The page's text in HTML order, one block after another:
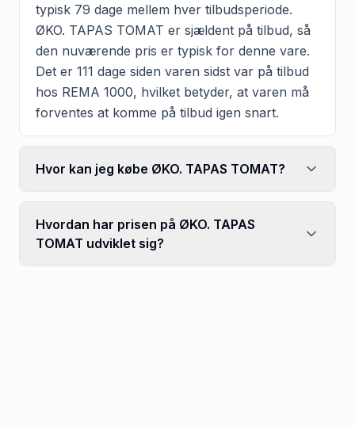
typisk 79 dage mellem hver tilbudsperiode.
ØKO. TAPAS TOMAT er sjældent på tilbud, så
den nuværende pris er typisk for denne vare.
Det er 111 dage siden varen sidst var på tilbud
hos REMA 1000, hvilket betyder, at varen må
forventes at komme på tilbud igen snart.
Hvor kan jeg købe ØKO. TAPAS TOMAT?
Hvordan har prisen på ØKO. TAPAS
TOMAT udviklet sig?